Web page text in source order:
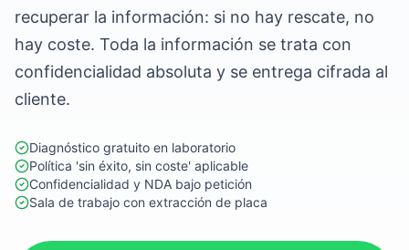
recuperar la información: si no hay rescate, no
hay coste. Toda la información se trata con
confidencialidad absoluta y se entrega cifrada al
cliente.
Diagnóstico gratuito en laboratorio
Política 'sin éxito, sin coste' aplicable
Confidencialidad y NDA bajo petición
Sala de trabajo con extracción de placa